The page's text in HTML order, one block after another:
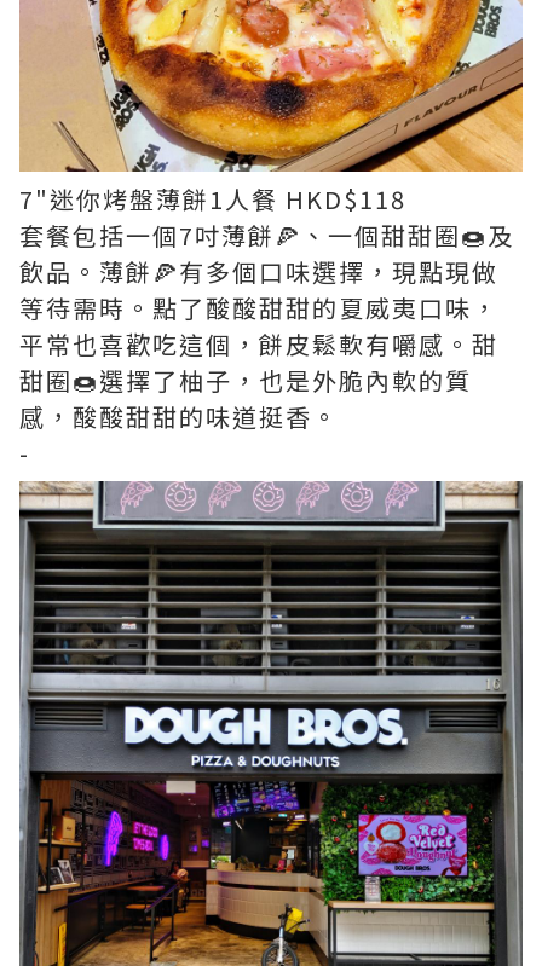
7"迷你烤盤薄餅1人餐 HKD$118
套餐包括一個7吋薄餅🍕、一個甜甜圈🍩及
飲品。薄餅🍕有多個口味選擇，現點現做
等待需時。點了酸酸甜甜的夏威夷口味，
平常也喜歡吃這個，餅皮鬆軟有嚼感。甜
甜圈🍩選擇了柚子，也是外脆內軟的質
感，酸酸甜甜的味道挺香。
-